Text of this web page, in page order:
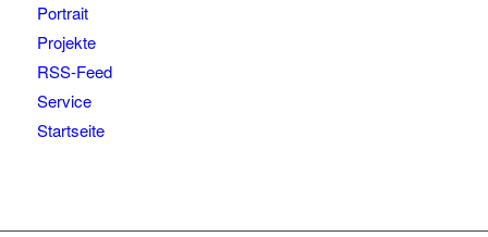
Portrait
Projekte
RSS-Feed
Service
Startseite